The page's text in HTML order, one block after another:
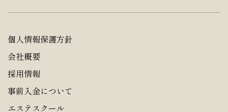
個人情報保護方針
会社概要
採用情報
事前入金について
エステスクール